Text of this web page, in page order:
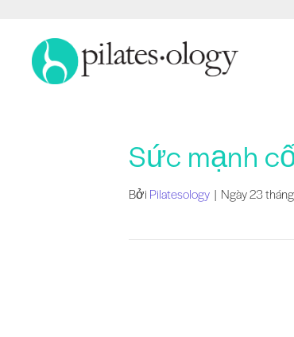
Sức mạnh
Bởi Pilatesology | Ngày 23